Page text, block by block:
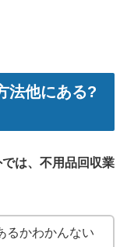
法他にある?
は、不用品回収業
るかわかんない